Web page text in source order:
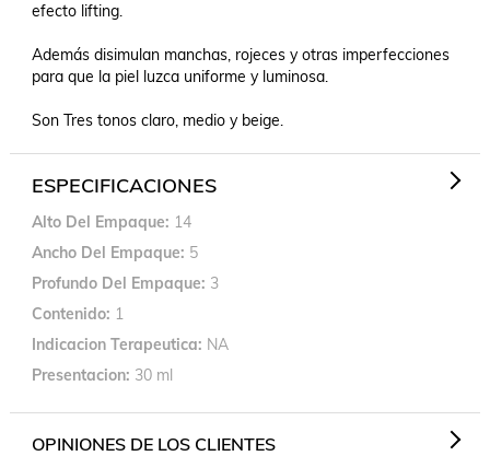
efecto lifting.
Además disimulan manchas, rojeces y otras imperfecciones
para que la piel luzca uniforme y luminosa.
Son Tres tonos claro, medio y beige.
ESPECIFICACIONES
Alto Del Empaque
14
Ancho Del Empaque 5
Profundo Del Empaque 3
Contenido 1
Indicacion Terapeutica NA
Presentacion 30 ml
OPINIONES DE LOS CLIENTES